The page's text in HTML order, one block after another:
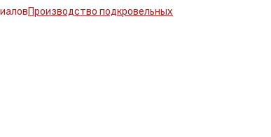
Производство подкровельных